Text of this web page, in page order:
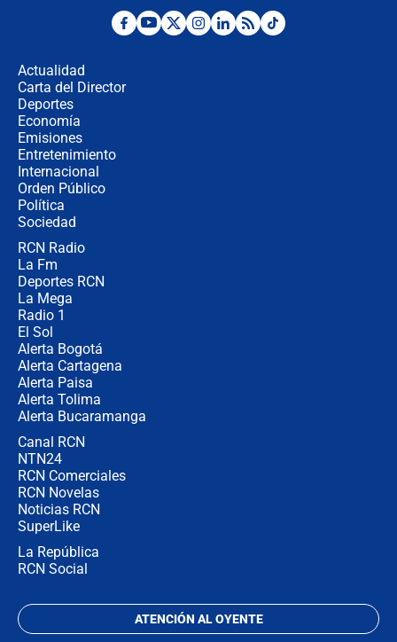
Desde dermatitis hasta infecciones:
Actualidad
Carta del Director
Deportes
Economía
Emisiones
Entretenimiento
Internacional
Orden Público
Política
Sociedad
RCN Radio
La Fm
Deportes RCN
La Mega
Radio 1
El Sol
Alerta Bogotá
Alerta Cartagena
Alerta Paisa
Alerta Tolima
Alerta Bucaramanga
Canal RCN
NTN24
RCN Comerciales
RCN Novelas
Noticias RCN
SuperLike
La República
RCN Social
ATENCIÓN AL OYENTE